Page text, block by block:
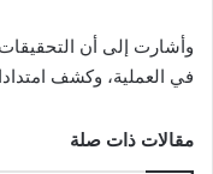
وأشارت إلى أن
في العملية، وكشف
مقالات ذات صلة